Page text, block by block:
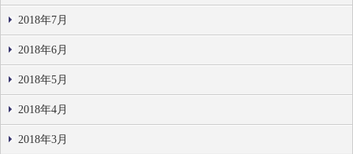
2018年7月
2018年6月
2018年5月
2018年4月
2018年3月